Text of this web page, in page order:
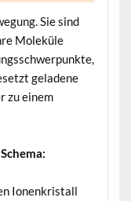
Sie sind
Moleküle
geladene
zu einem
Ionenkristall